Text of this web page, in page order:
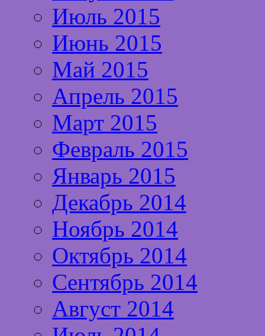
Июль 2015
Июнь 2015
Май 2015
Апрель 2015
Март 2015
Февраль 2015
Январь 2015
Декабрь 2014
Ноябрь 2014
Октябрь 2014
Сентябрь 2014
Август 2014